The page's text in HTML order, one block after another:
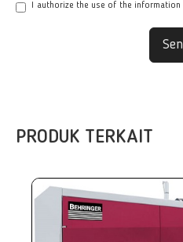
I authorize the use of the
PRODUK TERKAIT